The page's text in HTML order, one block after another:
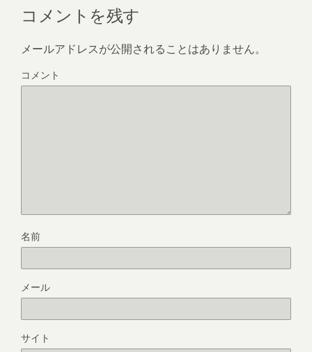
コメントを残す
メールアドレスが公開されることはありません。
コメント
名前
メール
サイト